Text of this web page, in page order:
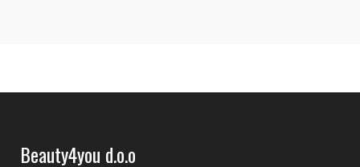
Beauty4you d.o.o